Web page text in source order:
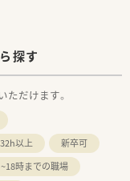
探す
だけます。
以上
新卒可
~18時までの職場